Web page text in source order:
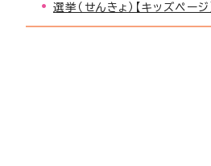
選挙（せんきょ）【キッズページ